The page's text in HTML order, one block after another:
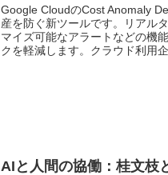
Google CloudのCost Anomaly
産を防ぐ新ツールです。リアル
マイズ可能なアラートなどの機
クを軽減します。クラウド利用
AIと人間の協働：桂文枝